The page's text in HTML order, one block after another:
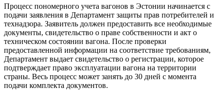
Процесс пономерного учета вагонов в Эстонии начинается с
подачи заявления в Департамент защиты прав потребителей и
технадзора. Заявитель должен предоставить все необходимые
документы, свидетельство о праве собственности и акт о
техническом состоянии вагона. После проверки
предоставленной информации на соответствие требованиям,
Департамент выдает свидетельство о регистрации, которое
подтверждает право эксплуатации вагона на территории
страны. Весь процесс может занять до 30 дней с момента
подачи комплекта документов.